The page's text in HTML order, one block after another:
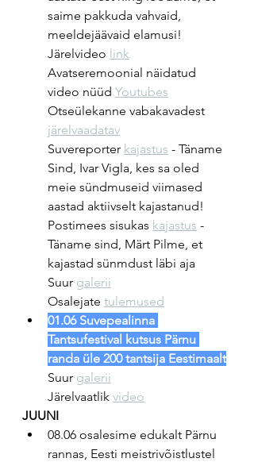
saime pakkuda vahvaid,
meeldejäävaid elamusi!
Järelvideo link
Avatseremoonial näidatud
video nüüd Youtubes
Otseülekanne vabakavadest
järelvaadatav
Suvereporter kajastus - Täname
Sind, Ivar Vigla, kes sa oled
meie sündmuseid viimased
aastad aktiivselt kajastanud!
Postimees sisukas kajastus -
Täname sind, Märt Pilme, et
kajastad sünmdust läbi aja
Suur galerii
Osalejate tulemused
01.06 Suvepealinna
Tantsufestival kutsus Pärnu
randa üle 200 tantsija Eestimaalt
Suur galerii
Järelvaatlik video
JUUNI
08.06 osalesime edukalt Pärnu
rannas, Eesti meistrivõistlustel